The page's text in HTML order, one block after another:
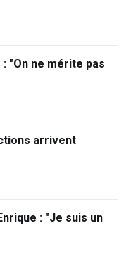
"On ne mérite pas
arrivent
: "Je suis un